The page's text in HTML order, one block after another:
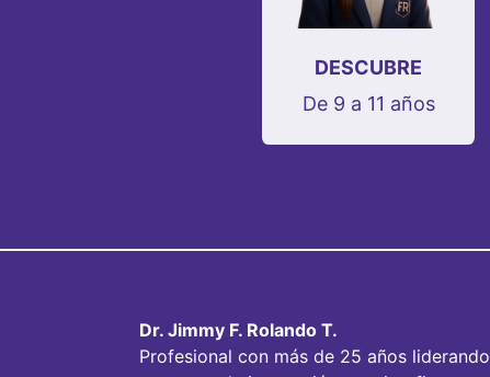
DESCUBRE
De 9 a 11 años
Dr. Jimmy F. Rolando T.
Profesional con más de 25 años liderando